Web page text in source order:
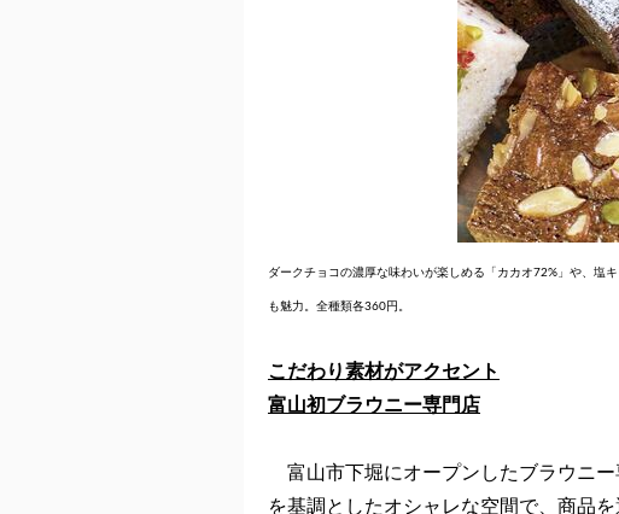
ダークチョコの濃厚な味わいが楽しめる「カカオ72%」や、塩
も魅力。全種類各360円。
こだわり素材がアクセント
富山初ブラウニー専門店
富山市下堀にオープンしたブラウニ
を基調としたオシャレな空間で、商品を